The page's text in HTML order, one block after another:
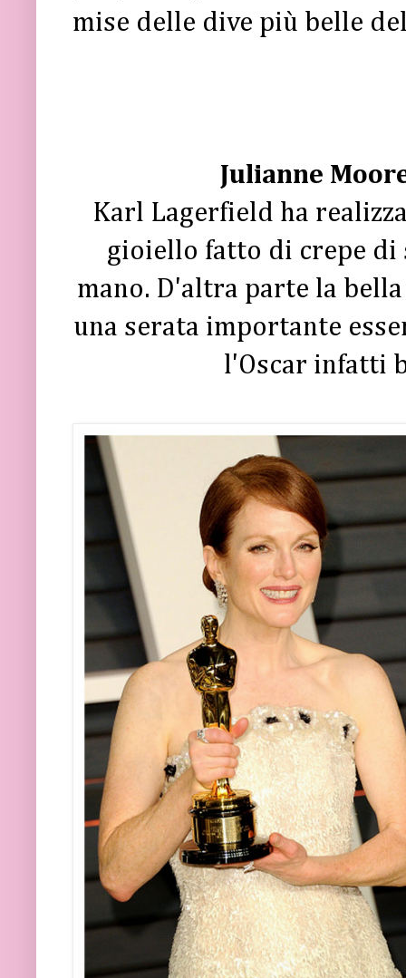
mise delle dive più belle
Julianne
Karl Lagerfield ha
gioiello fatto di crepe di
mano. D'altra parte la
una serata importante
l'Oscar infatti